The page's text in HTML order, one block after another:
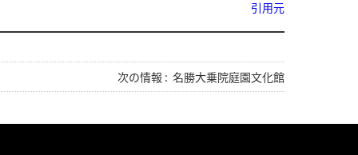
引用元
次の情報 : 名勝大乗院庭園文化館